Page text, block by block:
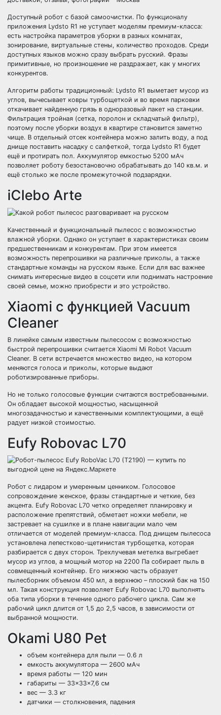
Доступный робот с базой самоочистки. По функционалу
приложения Lydsto R1 не уступает моделям премиум-класса:
есть настройка параметров уборки в разных комнатах,
зонирование, виртуальные стены, количество проходов. Среди
доступных языков можно сразу выбрать русский. Фразы
примитивные, но произношение не раздражает, как у многих
конкурентов.
Алгоритм работы традиционный: Lydsto R1 выметает мусор из
углов, вычесывает ковры турбощеткой и во время парковки
откачивает найденную грязь в одноразовый пакет на станции.
Фильтрация тройная (сетка, поролон и складчатый фильтр),
поэтому после уборки воздух в квартире становится заметно
чище. В отдельный отсек контейнера можно залить воду, а под
днище поставить насадку с салфеткой, тогда Lydsto R1 будет
ещё и протирать пол. Аккумулятор емкостью 5200 мАч
позволяет роботу безостановочно обрабатывать до 140 кв.м. и
ещё столько же после промежуточной подзарядки.
iClebo Arte
Качественный и функциональный пылесос с возможностью
влажной уборки. Однако он уступает в характеристиках своим
предшественникам и конкурентам. При этом имеется
возможность перепрошивки на различные приколы, а также
стандартные команды на русском языке. Если для вас важнее
снимать интересные видео в соцсети или поднимать настроение
своей семье, можно приобрести и это устройство.
Xiaomi с функцией Vacuum
Cleaner
В линейке самым известным пылесосом с возможностью
быстрой перепрошивки считается Xiaomi Mi Robot Vacuum
Cleaner. В сети встречается множество видео, на котором
меняются голоса и приколы, которые выдают
роботизированные приборы.
Но не только голосовые функции считаются востребованными.
Он обладает высокой мощностью, насыщенной
многозадачностью и качественными комплектующими, а ещё
радует низкой стоимостью.
Eufy Robovac L70
Робот с лидаром и умеренным ценником. Голосовое
сопровождение женское, фразы стандартные и четкие, без
акцента. Eufy Robovac L70 четко определяет планировку и
расположение препятствий, обметает ножки мебели, не
застревает на сушилке и в плане навигации мало чем
отличается от моделей премиум-класса. Под днищем пылесоса
установлена лепестково-щетинистая турбощетка, которая
разбирается с двух сторон. Трехлучевая метелка выгребает
мусор из углов, а мощный мотор на 2200 Па собирает пыль в
совмещенный контейнер. Его нижнюю часть образует
пылесборник объемом 450 мл, а верхнюю – плоский бак на 150
мл. Такая конструкция позволяет Eufy Robovac L70 выполнять
оба типа уборки в течение одного рабочего цикла. Сам же
рабочий цикл длится от 1,5 до 2,5 часов, в зависимости от
выбранной мощности.
Okami U80 Pet
объем контейнера для пыли — 0.6 л
емкость аккумулятора — 2600 мАч
время работы — 120 мин
габариты — 33×33×7,6 см
вес — 3.3 кг
датчики — столкновения, падения